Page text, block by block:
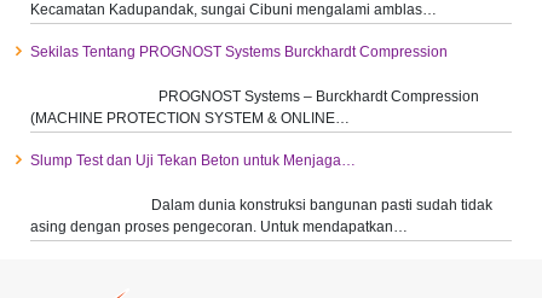
Kecamatan Kadupandak, sungai Cibuni mengalami amblas…
Sekilas Tentang PROGNOST Systems Burckhardt Compression
PROGNOST Systems – Burckhardt Compression
(MACHINE PROTECTION SYSTEM & ONLINE…
Slump Test dan Uji Tekan Beton untuk Menjaga…
Dalam dunia konstruksi bangunan pasti sudah tidak
asing dengan proses pengecoran. Untuk mendapatkan…